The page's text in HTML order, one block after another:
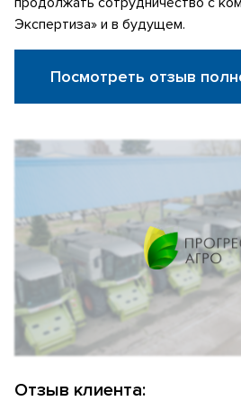
Экспертиза» и в будущем.
Посмотреть отзыв
Отзыв клиента: